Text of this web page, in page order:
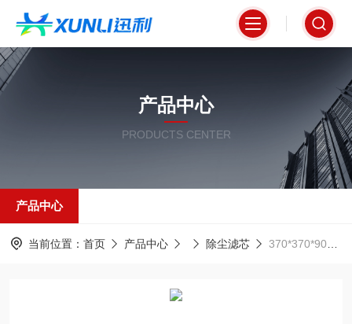
产品中心
PRODUCTS CENTER
产品中心
当前位置： 首页 产品中心 除尘滤芯 370*370*900mm激光切割机焊烟阻燃除尘滤筒